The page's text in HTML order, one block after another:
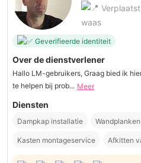
waas
Geverifieerde identiteit
Over de dienstverlener
Hallo LM-gebruikers, Graag bied ik
te helpen bij prob... Meer
Diensten
Dampkap installatie
Kasten montageservice Afkitten